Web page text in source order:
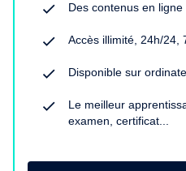
Des contenus en
Accès illimité, 24h/24,
Disponible sur
Le meilleur
examen, certificat...